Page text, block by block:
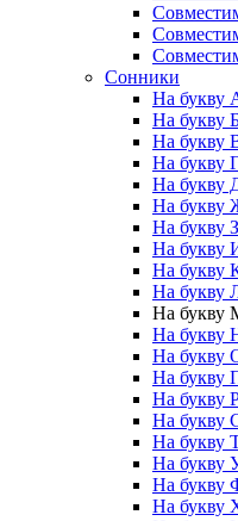
Сонники
На букву
На букву
На букву
На букву
На букву
На букву
На букву З
На букву
На букву
На букву
На букву
На букву
На букву
На букву
На букву
На букву
На букву
На букву
На букву
На букву